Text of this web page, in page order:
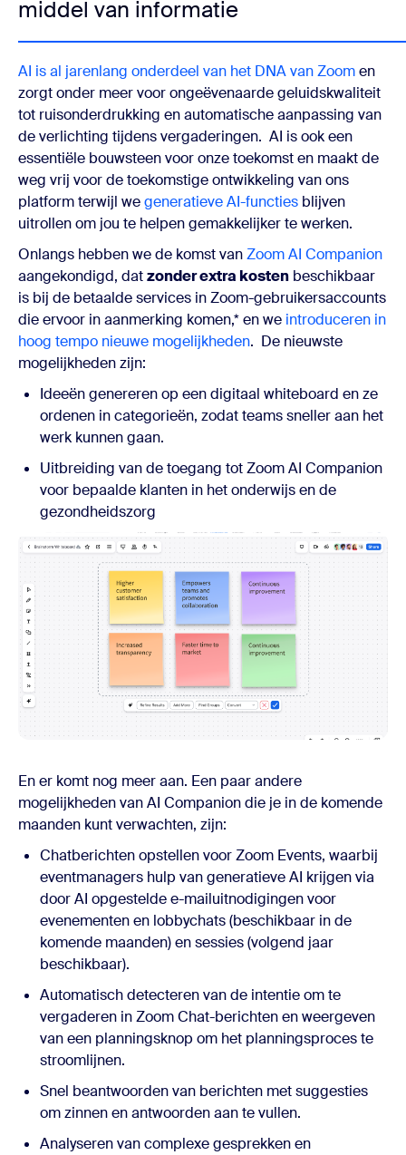
middel van informatie
AI is al jarenlang onderdeel van het DNA van Zoomen
zorgt onder meer voor ongeëvenaarde geluidskwaliteit
tot ruisonderdrukking en automatische aanpassing van
de verlichting tijdens vergaderingen. AI is ook een
essentiële bouwsteen voor onze toekomst en maakt de
weg vrij voor de toekomstige ontwikkeling van ons
platform terwijl wegeneratieve AI-functies blijven
uitrollen om jou te helpen gemakkelijker te werken.
Onlangs hebben we de komst vanZoom AI Companion
aangekondigd, datzonder extra kosten beschikbaar
is bij de betaalde services in Zoom-gebruikersaccounts
die ervoor in aanmerking komen,* en we introduceren in
hoog tempo nieuwe mogelijkheden. De nieuwste
mogelijkheden zijn:
Ideeën genereren op een digitaal whiteboard en ze
ordenen in categorieën, zodat teams sneller aan het
werk kunnen gaan.
Uitbreiding van de toegang tot Zoom AI Companion
voor bepaalde klanten in het onderwijs en de
gezondheidszorg
En er komt nog meer aan. Een paar andere
mogelijkheden van AI Companion die je in de komende
maanden kunt verwachten, zijn:
Chatberichten opstellen voor Zoom Events, waarbij
eventmanagers hulp van generatieve AI krijgen via
door AI opgestelde e-mailuitnodigingen voor
evenementen en lobbychats (beschikbaar in de
komende maanden) en sessies (volgend jaar
beschikbaar).
Automatisch detecteren van de intentie om te
vergaderen in Zoom Chat-berichten en weergeven
van een planningsknop om het planningsproces te
stroomlijnen.
Snel beantwoorden van berichten met suggesties
om zinnen en antwoorden aan te vullen.
Analyseren van complexe gesprekken en